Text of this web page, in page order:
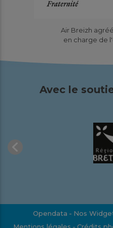
Site de
surveillance 2025
Pourquoi cette
suivi spécifique...
Mars
Air Breizh
en charge de
Avec le
Opendata Nos